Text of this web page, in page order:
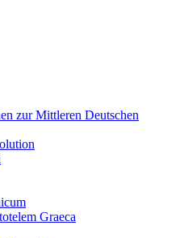
zur Mittleren Deutschen
Graeca